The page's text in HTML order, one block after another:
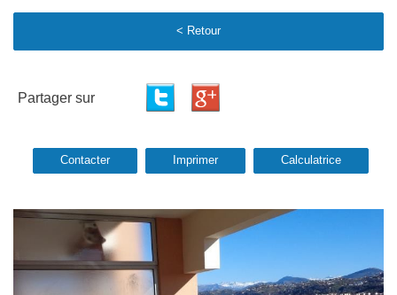
< Retour
Partager sur
Contacter Imprimer Calculatrice